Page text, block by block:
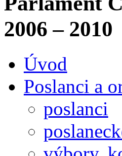
2006 – 2010
Úvod
Poslanci a
poslanci